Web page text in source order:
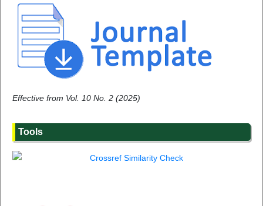
Effective from Vol. 10 No. 2 (2025)
Tools